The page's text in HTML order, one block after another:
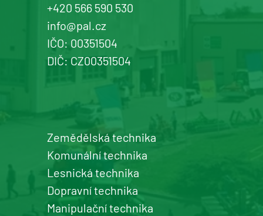
+420 566 590 530
info@pal.cz
IČO: 00351504
DIČ: CZ00351504
Zemědělská technika
Komunální technika
Lesnická technika
Dopravní technika
Manipulační technika